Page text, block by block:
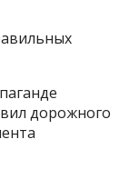
дорожного